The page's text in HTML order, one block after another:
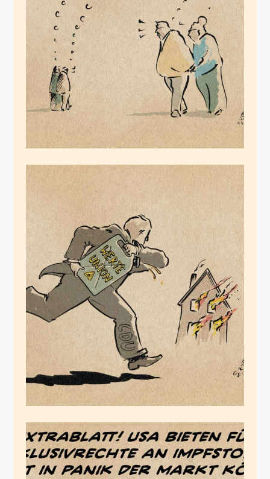
Spaziergänge
März 16, 2020
WerteUnion
März 16, 2020